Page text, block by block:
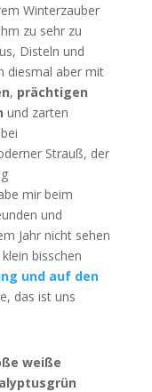
Winterzauber
zu sehr zu
Disteln und
diesmal aber mit
, prächtigen
und zarten
Strauß, der
mir beim
und
Jahr nicht sehen
bisschen
und auf den
das ist uns
weiße